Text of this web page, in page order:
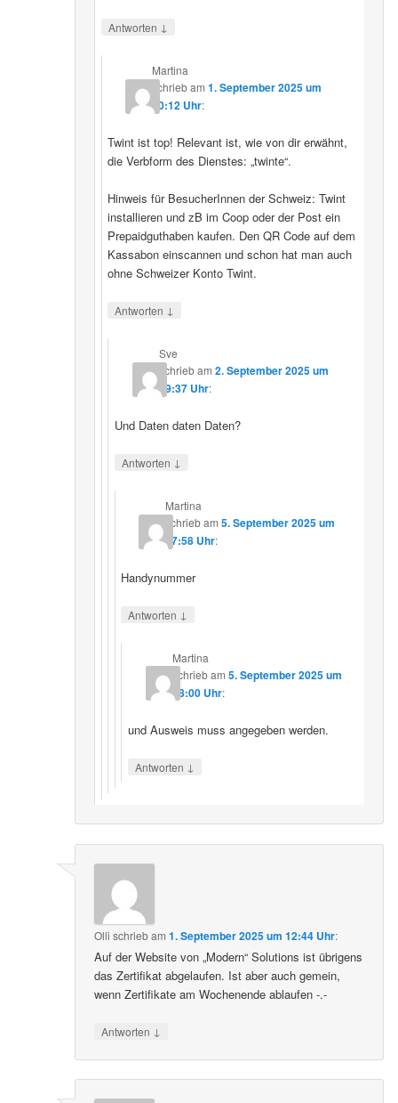
Antworten ↓
Martina
schriebam1. September 2025 um
20:12 Uhr:
Twint ist top! Relevant ist, wie von dir erwähnt,
die Verbform des Dienstes: „twinte“.
Hinweis für BesucherInnen der Schweiz: Twint
installieren und zB im Coop oder der Post ein
Prepaidguthaben kaufen. Den QR Code auf dem
Kassabon einscannen und schon hat man auch
ohne Schweizer Konto Twint.
Antworten ↓
Sve
schriebam 2. September 2025 um
19:37 Uhr:
Und Daten daten Daten?
Antworten ↓
Martina
schriebam5. September 2025 um
17:58 Uhr:
Handynummer
Antworten ↓
Martina
schriebam 5. September 2025 um
18:00 Uhr:
und Ausweis muss angegeben werden.
Antworten ↓
Olli schriebam1. September 2025 um 12:44 Uhr:
Auf der Website von „Modern“ Solutions ist übrigens
das Zertifikat abgelaufen. Ist aber auch gemein,
wenn Zertifikate am Wochenende ablaufen -.-
Antworten ↓